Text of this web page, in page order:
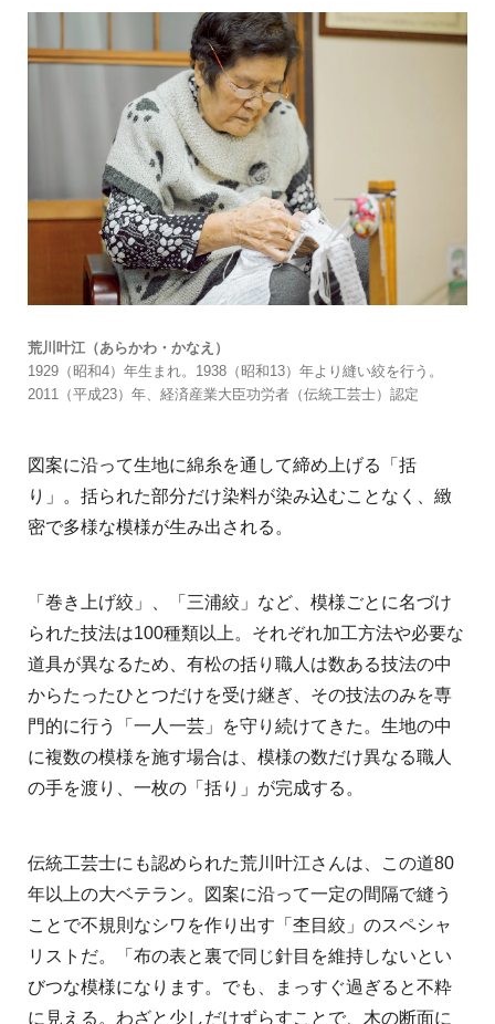
荒川叶江（あらかわ・かなえ）
1929（昭和4）年生まれ。1938（昭和13）年より縫い絞を行う。
2011（平成23）年、経済産業大臣功労者（伝統工芸士）認定
図案に沿って生地に綿糸を通して締め上げる「括
り」。括られた部分だけ染料が染み込むことなく、緻
密で多様な模様が生み出される。
「巻き上げ絞」、「三浦絞」など、模様ごとに名づけ
られた技法は100種類以上。それぞれ加工方法や必要な
道具が異なるため、有松の括り職人は数ある技法の中
からたったひとつだけを受け継ぎ、その技法のみを専
門的に行う「一人一芸」を守り続けてきた。生地の中
に複数の模様を施す場合は、模様の数だけ異なる職人
の手を渡り、一枚の「括り」が完成する。
伝統工芸士にも認められた荒川叶江さんは、この道80
年以上の大ベテラン。図案に沿って一定の間隔で縫う
ことで不規則なシワを作り出す「杢目絞」のスペシャ
リストだ。「布の表と裏で同じ針目を維持しないとい
びつな模様になります。でも、まっすぐ過ぎると不粋
に見える。わざと少しだけずらすことで、木の断面に